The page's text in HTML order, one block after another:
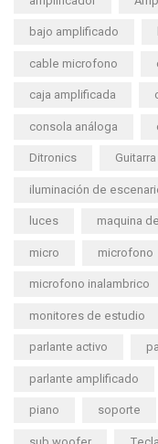
bajo amplificado
cable microfono
caja amplificada
consola análoga
Ditronics Guitarra
iluminación de
luces maquina
micro microfono
microfono inalambrico
monitores de estudio
parlante activo
parlante amplificado
piano soporte